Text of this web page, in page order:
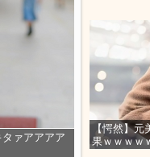
タァアアアア
【愕然】
果ｗｗｗｗ